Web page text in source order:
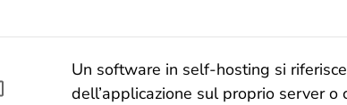
Un software in self-hosting si riferisce
dell’applicazione sul proprio server